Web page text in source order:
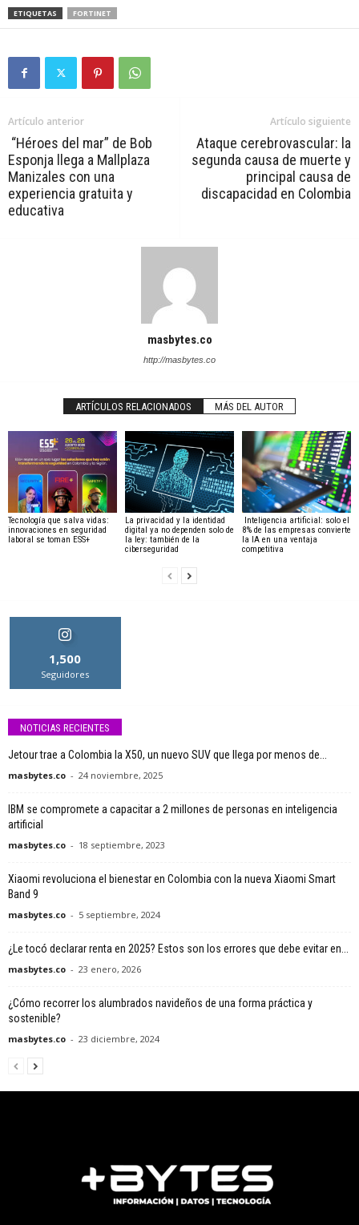
ETIQUETAS FORTINET
Artículo anterior
“Héroes del mar” de Bob
Esponja llega a Mallplaza
Manizales con una
experiencia gratuita y
educativa
Artículo siguiente
Ataque cerebrovascular: la
segunda causa de muerte y
principal causa de
discapacidad en Colombia
masbytes.co
http://masbytes.co
ARTÍCULOS RELACIONADOS MÁS DEL AUTOR
Tecnología que salva vidas:
innovaciones en seguridad
laboral se toman ESS+
La privacidad y la identidad
digital ya no dependen solo de
la ley: también de la
ciberseguridad
Inteligencia artificial: solo el
8% de las empresas convierte
la IA en una ventaja
competitiva
1,500
Seguidores
NOTICIAS RECIENTES
Jetour trae a Colombia la X50, un nuevo SUV que llega por menos de...
masbytes.co - 24 noviembre, 2025
IBM se compromete a capacitar a 2 millones de personas en inteligencia
artificial
masbytes.co - 18 septiembre, 2023
Xiaomi revoluciona el bienestar en Colombia con la nueva Xiaomi Smart
Band 9
masbytes.co - 5 septiembre, 2024
¿Le tocó declarar renta en 2025? Estos son los errores que debe evitar en...
masbytes.co - 23 enero, 2026
¿Cómo recorrer los alumbrados navideños de una forma práctica y
sostenible?
masbytes.co - 23 diciembre, 2024